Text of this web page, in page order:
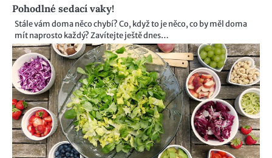
Pohodlné sedací vaky!
Stále vám doma něco chybí? Co, když to je něco, co by měl doma
mít naprosto každý? Zavítejte ještě dnes…